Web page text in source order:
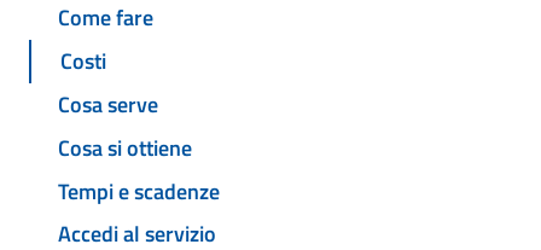
Come fare
Costi
Cosa serve
Cosa si ottiene
Tempi e scadenze
Accedi al servizio